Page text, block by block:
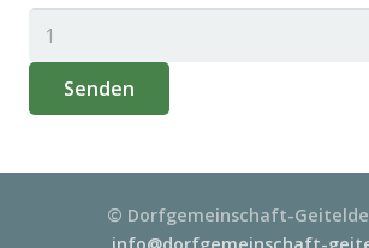
© Dorfgemeinschaft-Geitelde